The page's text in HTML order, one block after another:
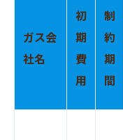
ガス会
社名
初
期
費
用
制
約
期
間